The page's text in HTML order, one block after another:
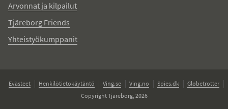
Arvonnat ja kilpailut
Tjäreborg Friends
Yhteistyökumppanit
Evästeet Henkilötietokäytäntö Ving.se Ving.no Spies.dk
Globetrotter
Copyright Tjäreborg, 2026